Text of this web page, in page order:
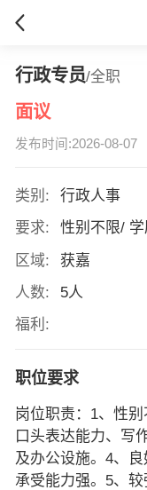
行政专员/全职
面议
发布时间:2026-08-07
类别:
行政人事
要求:
性别不限/
区域:
获嘉
人数:
5人
福利:
职位要求
岗位职责：1、性
口头表达能力、写
及办公设施。4、
承受能力强。5、